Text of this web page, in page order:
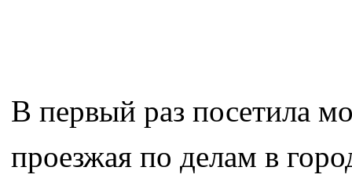
В первый раз посетила
проезжая по делам в